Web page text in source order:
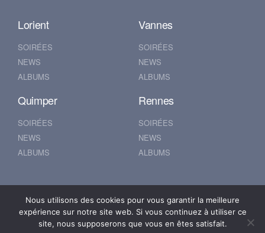
Lorient
SOIRÉES
NEWS
ALBUMS
Vannes
SOIRÉES
NEWS
ALBUMS
Quimper
SOIRÉES
NEWS
ALBUMS
Rennes
SOIRÉES
NEWS
ALBUMS
Nantes
SOIRÉES
SOIRÉES
Nous utilisons des cookies pour vous garantir la meilleure
expérience sur notre site web. Si vous continuez à utiliser ce
site, nous supposerons que vous en êtes satisfait.